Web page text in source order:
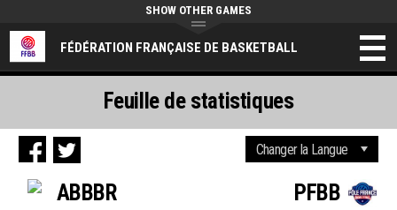
FÉDÉRATION FRANÇAISE DE BASKETBALL
SHOW OTHER GAMES
ABBBR PFBB
Feuille de statistiques